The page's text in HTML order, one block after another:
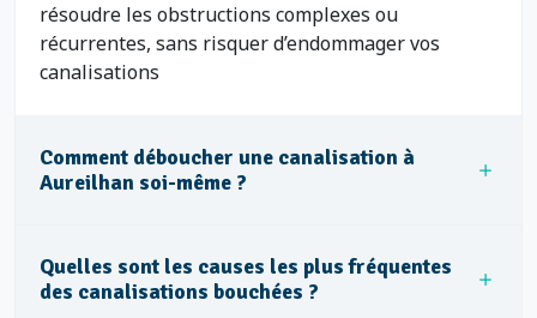
résoudre les obstructions complexes ou
récurrentes, sans risquer d’endommager vos
canalisations
Comment déboucher une canalisation à
Aureilhan soi-même ?
Quelles sont les causes les plus fréquentes
des canalisations bouchées ?